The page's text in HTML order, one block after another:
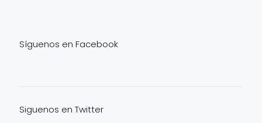
Síguenos en Facebook
Siguenos en Twitter